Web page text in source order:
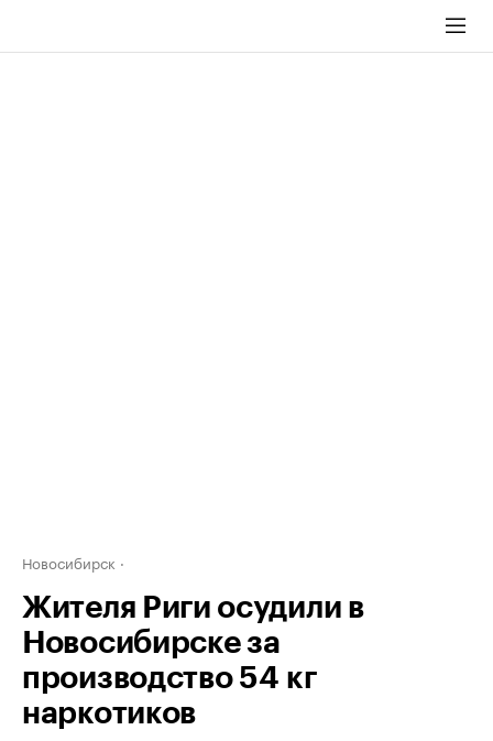
Новосибирск
Жителя Риги осудили в
Новосибирске за
производство 54 кг
наркотиков